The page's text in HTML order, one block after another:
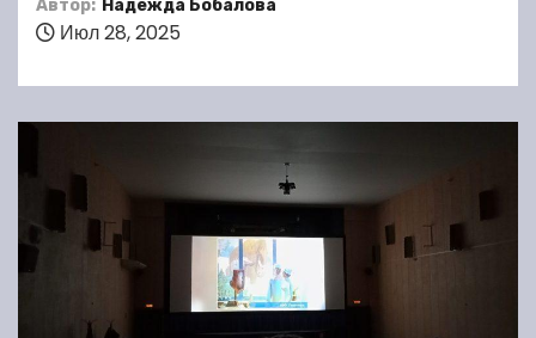
Автор: Надежда Бобалова
Июл 28, 2025